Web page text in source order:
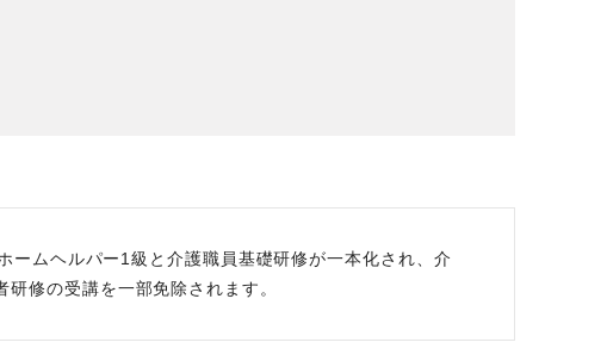
福利厚生
職場データ
ムヘルパー1級と介護職員基礎研修が一本化され、介
修の受講を一部免除されます。